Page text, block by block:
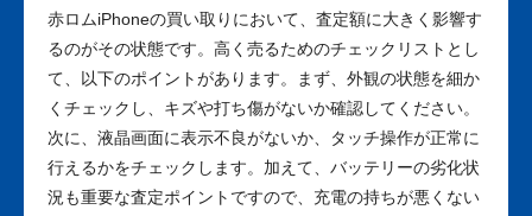
赤ロムiPhoneの買い取りにおいて、査定額に大きく影響す
るのがその状態です。高く売るためのチェックリストとし
て、以下のポイントがあります。まず、外観の状態を細か
くチェックし、キズや打ち傷がないか確認してください。
次に、液晶画面に表示不良がないか、タッチ操作が正常に
行えるかをチェックします。加えて、バッテリーの劣化状
況も重要な査定ポイントですので、充電の持ちが悪くない